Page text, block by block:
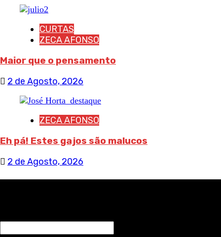
CURTAS
ZECA AFONSO
Maior que o pensamento
2 de Agosto, 2026
ZECA AFONSO
Eh pá! Estes gajos são malucos
2 de Agosto, 2026